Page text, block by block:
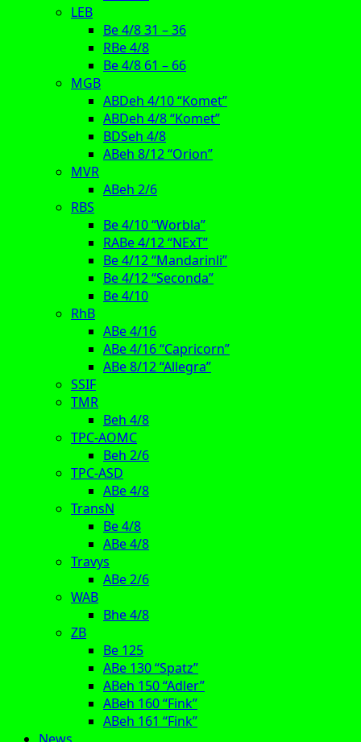
LEB
Be 4/8 31 – 36
RBe 4/8
Be 4/8 61 – 66
MGB
ABDeh 4/10 “Komet”
ABDeh 4/8 “Komet”
BDSeh 4/8
ABeh 8/12 “Orion”
MVR
ABeh 2/6
RBS
Be 4/10 “Worbla”
RABe 4/12 “NExT”
Be 4/12 “Mandarinli”
Be 4/12 “Seconda”
Be 4/10
RhB
ABe 4/16
ABe 4/16 “Capricorn”
ABe 8/12 “Allegra”
SSIF
TMR
Beh 4/8
TPC-AOMC
Beh 2/6
TPC-ASD
ABe 4/8
TransN
Be 4/8
ABe 4/8
Travys
ABe 2/6
WAB
Bhe 4/8
ZB
Be 125
ABe 130 “Spatz”
ABeh 150 “Adler”
ABeh 160 “Fink”
ABeh 161 “Fink”